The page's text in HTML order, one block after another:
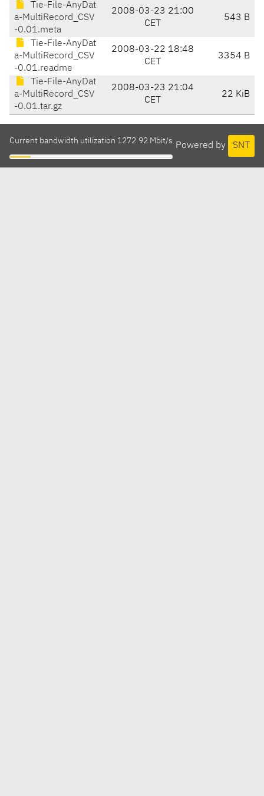
Tie-File-AnyDat
a-MultiRecord_CSV
-0.01.meta
2008-03-23 21:00
CET
543 B
Tie-File-AnyDat
a-MultiRecord_CSV
-0.01.readme
2008-03-22 18:48
CET
3354 B
Tie-File-AnyDat
a-MultiRecord_CSV
-0.01.tar.gz
2008-03-23 21:04
CET
22 KiB
Powered by SNT
Current bandwidth utilization 1272.92 Mbit/s